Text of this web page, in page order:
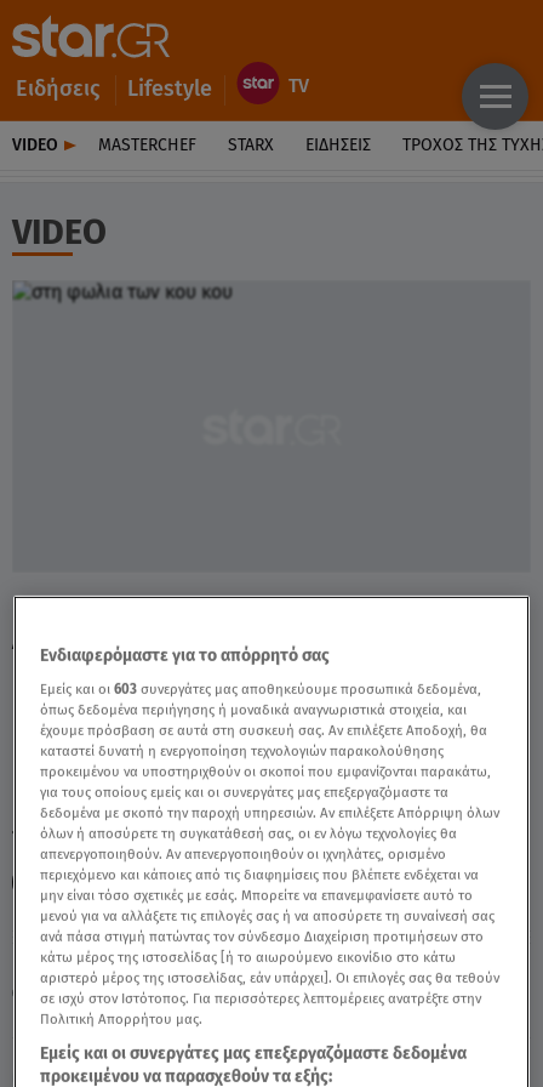
Ειδήσεις Lifestyle
VIDEO MASTERCHEF STARX ΕΙΔΉΣΕΙΣ ΤΡΟΧΌΣ ΤΗΣ
VIDEO
Κυριακή 9 Αυγούστου 2026
03.04.21, 17:05
VIRAL
Πηγή: Στη Φωλιά των Κου Κου
Από Τις Ψείρες - Video
TAGS: VEGAN ΣΤΗ ΦΩΛΙΑ ΤΩΝ ΚΟΥ ΚΟΥ ΣΕΙΡΑ
ΤΗΛΕΟΠΤΙΚΗ ΣΕΙΡΑ
Ενδιαφερόμαστε για το απόρρητό σας
Εμείς και οι603 συνεργάτες μας αποθηκεύουμε προσωπικά δεδομένα,
όπως δεδομένα περιήγησης ή μοναδικά αναγνωριστικά στοιχεία, και
έχουμε πρόσβαση σε αυτά στη συσκευή σας. Αν επιλέξετε Αποδοχή, θα
καταστεί δυνατή η ενεργοποίηση τεχνολογιών παρακολούθησης
προκειμένου να υποστηριχθούν οι σκοποί που εμφανίζονται παρακάτω,
για τους οποίους εμείς και οι συνεργάτες μας επεξεργαζόμαστε τα
δεδομένα με σκοπό την παροχή υπηρεσιών. Αν επιλέξετε Απόρριψη όλων
όλων ή αποσύρετε τη συγκατάθεσή σας, οι εν λόγω τεχνολογίες θα
απενεργοποιηθούν. Αν απενεργοποιηθούν οι ιχνηλάτες, ορισμένο
περιεχόμενο και κάποιες από τις διαφημίσεις που βλέπετε ενδέχεται να
μην είναι τόσο σχετικές με εσάς. Μπορείτε να επανεμφανίσετε αυτό το
μενού για να αλλάξετε τις επιλογές σας ή να αποσύρετε τη συναίνεσή σας
ανά πάσα στιγμή πατώντας τον σύνδεσμο Διαχείριση προτιμήσεων στο
κάτω μέρος της ιστοσελίδας [ή το αιωρούμενο εικονίδιο στο κάτω
αριστερό μέρος της ιστοσελίδας, εάν υπάρχει]. Οι επιλογές σας θα τεθούν
σε ισχύ στον Ιστότοπος. Για περισσότερες λεπτομέρειες ανατρέξτε στην
Πολιτική Απορρήτου μας.
Εμείς και οι συνεργάτες μας επεξεργαζόμαστε δεδομένα
προκειμένου να παρασχεθούν τα εξής: